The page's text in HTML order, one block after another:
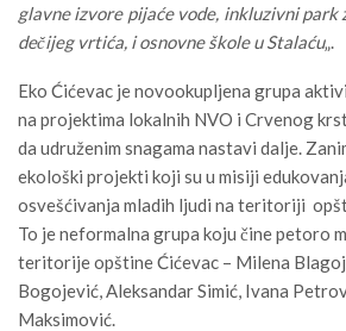
glavne izvore pijaće vode, inkluzivni park
dečijeg vrtića, i osnovne škole u Stalaću„.
Eko Ćićevac je novookupljena grupa
na projektima lokalnih NVO i Crvenog
da udruženim snagama nastavi dalje.
ekološki projekti koji su u misiji
osvešćivanja mladih ljudi na teritoriji
To je neformalna grupa koju čine petoro
teritorije opštine Ćićevac – Milena
Bogojević, Aleksandar Simić, Ivana
Maksimović.